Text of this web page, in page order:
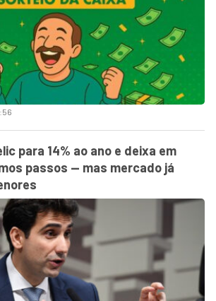
para 14% ao ano e deixa em
passos — mas mercado já